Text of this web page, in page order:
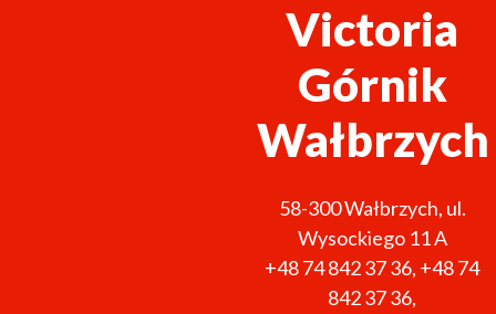
Victoria
Górnik
Wałbrzych
58-300Wałbrzych, ul.
Wysockiego 11 A
+48 74 842 37 36, +48 74
842 37 36,